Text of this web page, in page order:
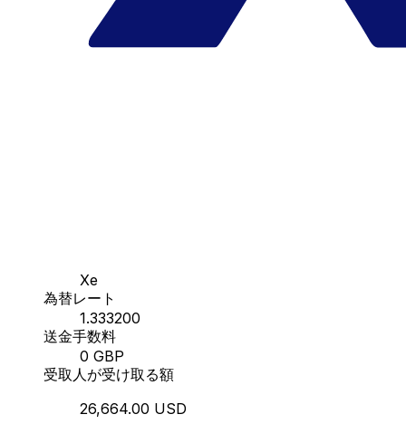
Xe
為替レート
1.333200
送金手数料
0 GBP
受取人が受け取る額
26,664.00 USD